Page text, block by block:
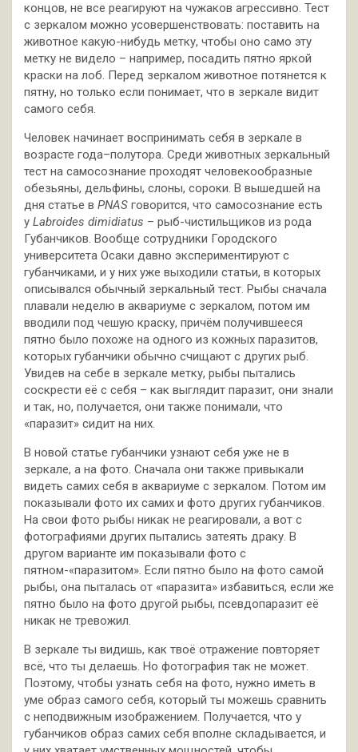
концов, не все реагируют на чужаков агрессивно. Тест
с зеркалом можно усовершенствовать: поставить на
животное какую-нибудь метку, чтобы оно само эту
метку не видело – например, посадить пятно яркой
краски на лоб. Перед зеркалом животное потянется к
пятну, но только если понимает, что в зеркале видит
самого себя.
Человек начинает воспринимать себя в зеркале в
возрасте года–полутора. Среди животных зеркальный
тест на самосознание проходят человекообразные
обезьяны, дельфины, слоны, сороки. В вышедшей на
дня статье в PNAS говорится, что самосознание есть
у Labroides dimidiatus – рыб-чистильщиков из рода
Губанчиков. Вообще сотрудники Городского
университета Осаки давно экспериментируют с
губанчиками, и у них уже выходили статьи, в которых
описывался обычный зеркальный тест. Рыбы сначала
плавали неделю в аквариуме с зеркалом, потом им
вводили под чешую краску, причём получившееся
пятно было похоже на одного из кожных паразитов,
которых губанчики обычно счищают с других рыб.
Увидев на себе в зеркале метку, рыбы пытались
соскрести её с себя – как выглядит паразит, они знали
и так, но, получается, они также понимали, что
«паразит» сидит на них.
В новой статье губанчики узнают себя уже не в
зеркале, а на фото. Сначала они также привыкали
видеть самих себя в аквариуме с зеркалом. Потом им
показывали фото их самих и фото других губанчиков.
На свои фото рыбы никак не реагировали, а вот с
фотографиями других пытались затеять драку. В
другом варианте им показывали фото с
пятном-«паразитом». Если пятно было на фото самой
рыбы, она пыталась от «паразита» избавиться, если же
пятно было на фото другой рыбы, псевдопаразит её
никак не тревожил.
В зеркале ты видишь, как твоё отражение повторяет
всё, что ты делаешь. Но фотография так не может.
Поэтому, чтобы узнать себя на фото, нужно иметь в
уме образ самого себя, который ты можешь сравнить
с неподвижным изображением. Получается, что у
губанчиков образ самих себя вполне складывается, и